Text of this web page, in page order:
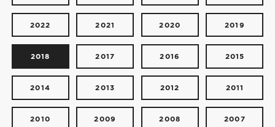
2022 2021 2020 2019
2018 2017 2016 2015
2014 2013 2012 2011
2010 2009 2008 2007